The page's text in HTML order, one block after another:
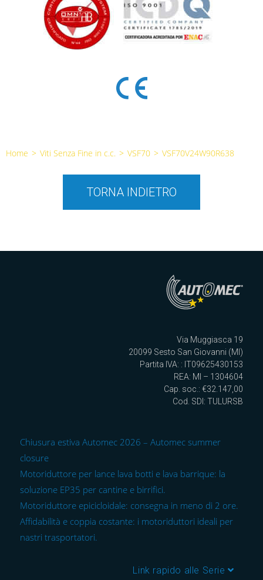
Home > Viti Senza Fine in c.c. > VSF70 > VSF70V24W90R638
TORNA INDIETRO
Via Muggiasca 19
20099 Sesto San Giovanni (MI)
Partita IVA: : IT09625430153
REA: MI – 1304604
Cap. soc.: €32.147,00
Cod. SDI: TULURSB
Chiusura estiva Automec 2026 – Automec summer
closure
Motoriduttore per lance lava botti e lava barrique: la
soluzione EP35 per cantine e birrifici.
Motoriduttore epicicloidale: consegna in meno di 2 ore.
Affidabilità e coppia costante: i motoriduttori ideali per
nastri trasportatori.
Link rapido alle Serie